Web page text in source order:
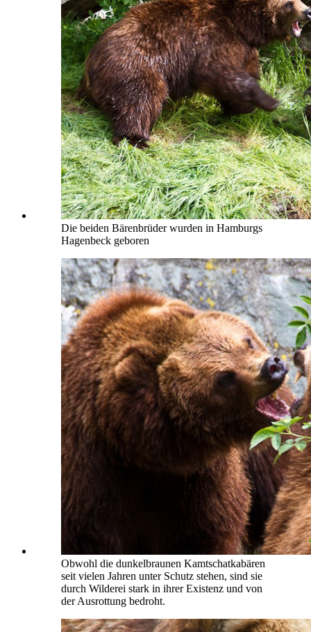
Die beiden Bärenbrüder wurden in Hamburgs
Hagenbeck geboren
Obwohl die dunkelbraunen Kamtschatkabären
seit vielen Jahren unter Schutz stehen, sind sie
durch Wilderei stark in ihrer Existenz und von
der Ausrottung bedroht.